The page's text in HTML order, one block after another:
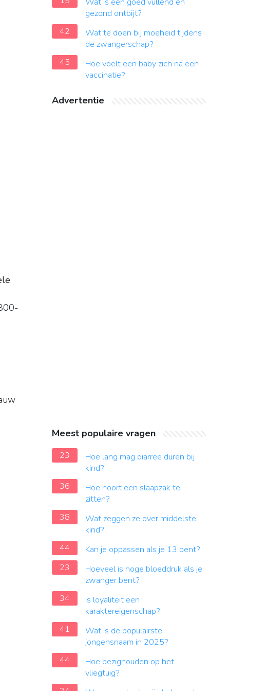
gezond ontbijt?
42
Wat te doen bij moeheid tijdens
de zwangerschap?
45
Hoe voelt een baby zich na een
vaccinatie?
Advertentie
Meest populaire vragen
23
Hoe lang mag diarree duren bij
kind?
36
Hoe hoort een slaapzak te
zitten?
38
Wat zeggen ze over middelste
kind?
44
Kan je oppassen als je 13 bent?
23
Hoeveel is hoge bloeddruk als je
zwanger bent?
34
Is loyaliteit een
karaktereigenschap?
41
Wat is de populairste
jongensnaam in 2025?
44
Hoe bezighouden op het
vliegtuig?